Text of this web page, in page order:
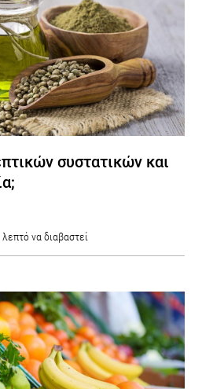
συστατικών και
λεπτό να διαβαστεί